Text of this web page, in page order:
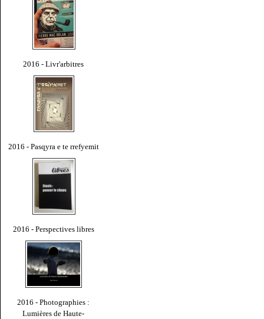
2016 - Livr'arbitres
2016 - Pasqyra e te rrefyemit
2016 - Perspectives libres
2016 - Photographies :
Lumières de Haute-